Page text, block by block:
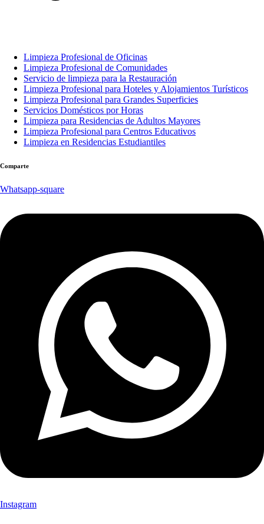
Limpieza Profesional de Oficinas
Limpieza Profesional de Comunidades
Servicio de limpieza para la Restauración
Limpieza Profesional para Hoteles y Alojamientos Turísticos
Limpieza Profesional para Grandes Superficies
Servicios Domésticos por Horas
Limpieza para Residencias de Adultos Mayores
Limpieza Profesional para Centros Educativos
Limpieza en Residencias Estudiantiles
Comparte
Whatsapp-square
Instagram